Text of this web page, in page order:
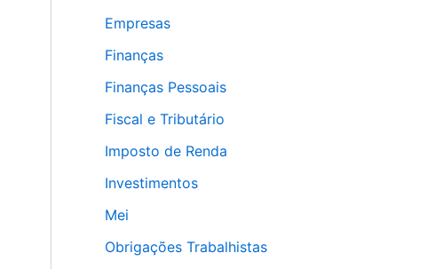
Empresas
Finanças
Finanças Pessoais
Fiscal e Tributário
Imposto de Renda
Investimentos
Mei
Obrigações Trabalhistas